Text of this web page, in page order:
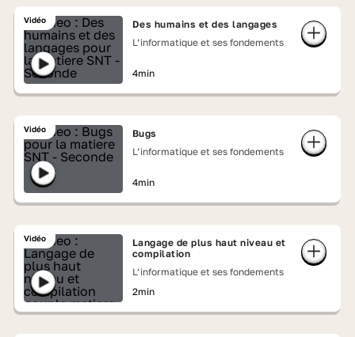
Vidéo
Des humains et des langages
L’informatique et ses fondements
4min
Vidéo
Bugs
L’informatique et ses fondements
4min
Vidéo
Langage de plus haut niveau et
compilation
L’informatique et ses fondements
2min